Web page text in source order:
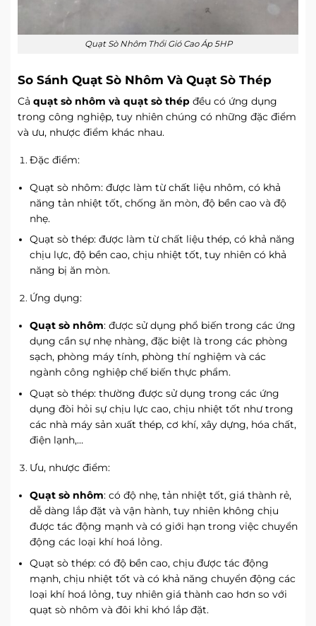
Quạt Sò Nhôm Thổi Gió Cao Áp 5HP
So Sánh Quạt Sò Nhôm Và Quạt Sò Thép
Cả quạt sò nhôm và quạt sò thép đều có ứng dụng
trong công nghiệp, tuy nhiên chúng có những đặc điểm
và ưu, nhược điểm khác nhau.
Đặc điểm:
Quạt sò nhôm: được làm từ chất liệu nhôm, có khả
năng tản nhiệt tốt, chống ăn mòn, độ bền cao và độ
nhẹ.
Quạt sò thép: được làm từ chất liệu thép, có khả năng
chịu lực, độ bền cao, chịu nhiệt tốt, tuy nhiên có khả
năng bị ăn mòn.
Ứng dụng:
Quạt sò nhôm: được sử dụng phổ biến trong các ứng
dụng cần sự nhẹ nhàng, đặc biệt là trong các phòng
sạch, phòng máy tính, phòng thí nghiệm và các
ngành công nghiệp chế biến thực phẩm.
Quạt sò thép: thường được sử dụng trong các ứng
dụng đòi hỏi sự chịu lực cao, chịu nhiệt tốt như trong
các nhà máy sản xuất thép, cơ khí, xây dựng, hóa chất,
điện lạnh,…
Ưu, nhược điểm:
Quạt sò nhôm: có độ nhẹ, tản nhiệt tốt, giá thành rẻ,
dễ dàng lắp đặt và vận hành, tuy nhiên không chịu
được tác động mạnh và có giới hạn trong việc chuyển
động các loại khí hoá lỏng.
Quạt sò thép: có độ bền cao, chịu được tác động
mạnh, chịu nhiệt tốt và có khả năng chuyển động các
loại khí hoá lỏng, tuy nhiên giá thành cao hơn so với
quạt sò nhôm và đôi khi khó lắp đặt.